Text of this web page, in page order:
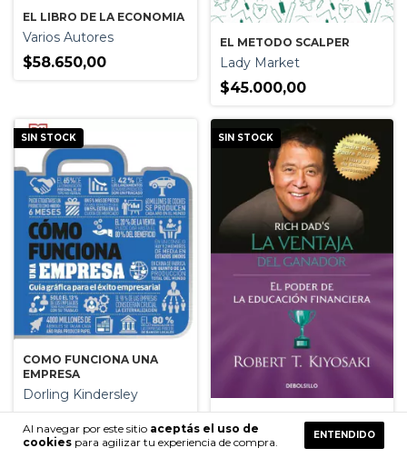
Al navegar por este sitio aceptás el uso de
cookies para agilizar tu experiencia de compra.
ENTENDIDO
EL LIBRO DE LA ECONOMIA
Varios Autores
$58.650,00
EL METODO SCALPER
Lady Market
$45.000,00
SIN STOCK
COMO FUNCIONA UNA
EMPRESA
Dorling Kindersley
SIN STOCK
LA VENTAJA DEL GANADOR
Robert T. Kiyosaki